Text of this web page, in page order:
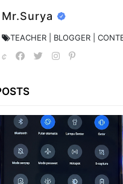
Mr.Surya
TEACHER | BLOGGER |